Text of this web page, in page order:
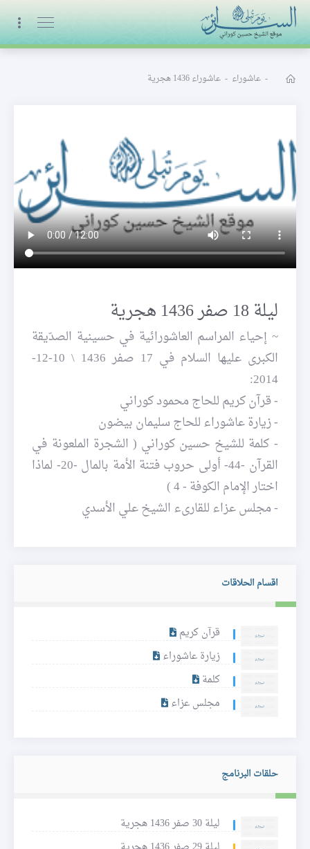
البث المباشر
- عاشوراء - عاشوراء 1436 هجرية
ليلة 18 صفر 1436 هجرية
~ إحياء المراسم العاشورائية في حسينية الصدّيقة
الكبرى عليها السلام في 17 صفر 1436 \ 10-12-
2014:
- قرآن كريم للحاج محمود كوراني
- زيارة عاشوراء للحاج سليمان بيضون
- كلمة للشيخ حسين كوراني ( الشجرة الملعونة في
القرآن -44- أولى حروب فتنة الأمة بالمال -20- لماذا
اختار الإمام الكوفة - 4 )
- مجلس عزاء للقارىء الشيخ علي الأسدي
اقسام الحلاقات
قرآن كريم
زيارة عاشوراء
كلمة
مجلس عزاء
حلقات البرنامج
ليلة 30 صفر 1436 هجرية